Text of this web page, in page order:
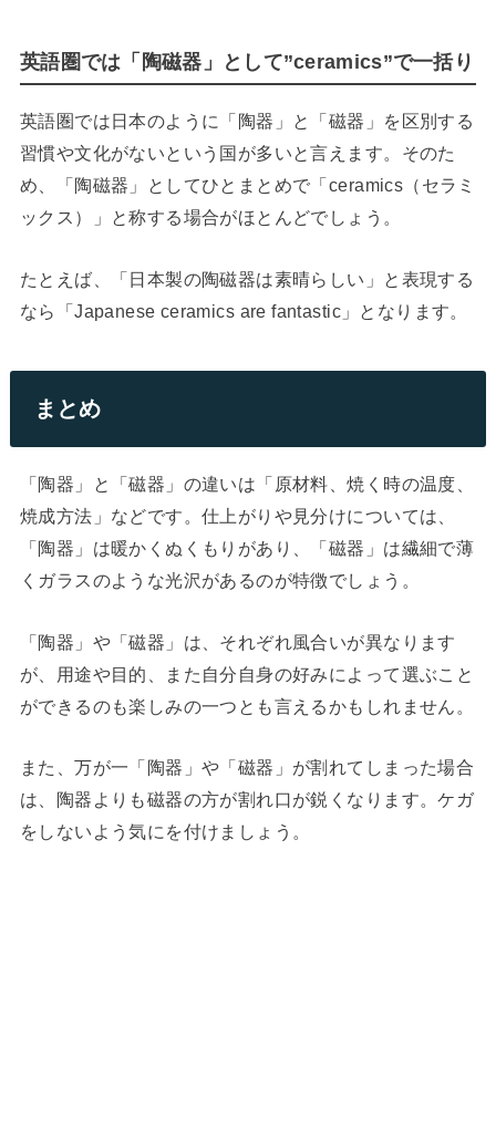
英語圏では「陶磁器」として”ceramics”で一括り
英語圏では日本のように「陶器」と「磁器」を区別する
習慣や文化がないという国が多いと言えます。そのた
め、「陶磁器」としてひとまとめで「ceramics（セラミ
ックス）」と称する場合がほとんどでしょう。
たとえば、「日本製の陶磁器は素晴らしい」と表現する
なら「Japanese ceramics are fantastic」となります。
まとめ
「陶器」と「磁器」の違いは「原材料、焼く時の温度、
焼成方法」などです。仕上がりや見分けについては、
「陶器」は暖かくぬくもりがあり、「磁器」は繊細で薄
くガラスのような光沢があるのが特徴でしょう。
「陶器」や「磁器」は、それぞれ風合いが異なります
が、用途や目的、また自分自身の好みによって選ぶこと
ができるのも楽しみの一つとも言えるかもしれません。
また、万が一「陶器」や「磁器」が割れてしまった場合
は、陶器よりも磁器の方が割れ口が鋭くなります。ケガ
をしないよう気にを付けましょう。